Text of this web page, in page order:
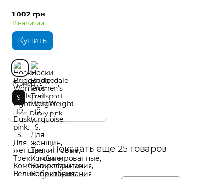
1 002 грн
В наличии
Купить
Размер
S
Цвет Dusky pink
Показать еще 25 товаров